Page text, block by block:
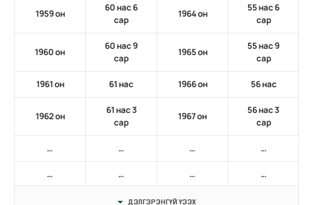
1959 он
60 нас 6
сар
1964 он
55 нас 6
сар
1960 он
60 нас 9
сар
1965 он
55 нас 9
сар
1961 он 61 нас 1966 он 56 нас
1962 он
61 нас 3
сар
1967 он
56 нас 3
сар
… … … …
… … … …
ДЭЛГЭРЭНГҮЙ ҮЗЭХ